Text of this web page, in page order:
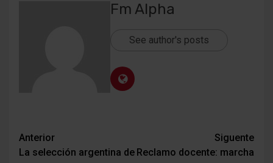
Fm Alpha
See author's posts
Navegación
Anterior
La selección argentina de
Siguente
Reclamo docente: marcha